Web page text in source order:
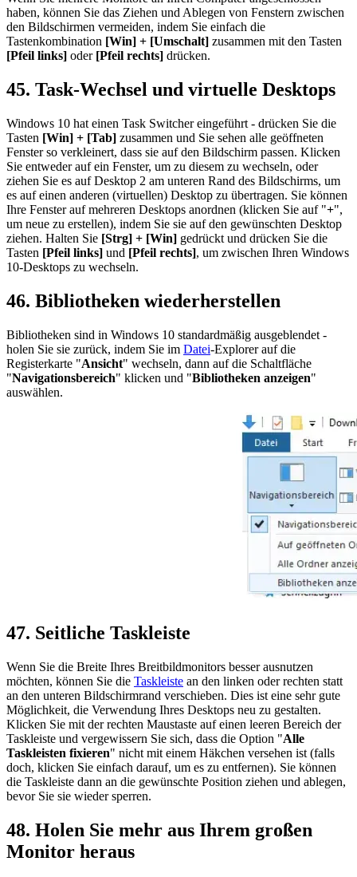
haben, können Sie das Ziehen und Ablegen von Fenstern zwischen
den Bildschirmen vermeiden, indem Sie einfach die
Tastenkombination [Win] + [Umschalt] zusammen mit den Tasten
[Pfeil links] oder [Pfeil rechts] drücken.
45. Task-Wechsel und virtuelle Desktops
Windows 10 hat einen Task Switcher eingeführt - drücken Sie die
Tasten [Win] + [Tab] zusammen und Sie sehen alle geöffneten
Fenster so verkleinert, dass sie auf den Bildschirm passen. Klicken
Sie entweder auf ein Fenster, um zu diesem zu wechseln, oder
ziehen Sie es auf Desktop 2 am unteren Rand des Bildschirms, um
es auf einen anderen (virtuellen) Desktop zu übertragen. Sie können
Ihre Fenster auf mehreren Desktops anordnen (klicken Sie auf "+",
um neue zu erstellen), indem Sie sie auf den gewünschten Desktop
ziehen. Halten Sie [Strg] + [Win] gedrückt und drücken Sie die
Tasten [Pfeil links] und [Pfeil rechts], um zwischen Ihren Windows
10-Desktops zu wechseln.
46. Bibliotheken wiederherstellen
Bibliotheken sind in Windows 10 standardmäßig ausgeblendet -
holen Sie sie zurück, indem Sie im Datei-Explorer auf die
Registerkarte "Ansicht" wechseln, dann auf die Schaltfläche
"Navigationsbereich" klicken und "Bibliotheken anzeigen"
auswählen.
47. Seitliche Taskleiste
Wenn Sie die Breite Ihres Breitbildmonitors besser ausnutzen
möchten, können Sie die Taskleiste an den linken oder rechten statt
an den unteren Bildschirmrand verschieben. Dies ist eine sehr gute
Möglichkeit, die Verwendung Ihres Desktops neu zu gestalten.
Klicken Sie mit der rechten Maustaste auf einen leeren Bereich der
Taskleiste und vergewissern Sie sich, dass die Option "Alle
Taskleisten fixieren" nicht mit einem Häkchen versehen ist (falls
doch, klicken Sie einfach darauf, um es zu entfernen). Sie können
die Taskleiste dann an die gewünschte Position ziehen und ablegen,
bevor Sie sie wieder sperren.
48. Holen Sie mehr aus Ihrem großen
Monitor heraus